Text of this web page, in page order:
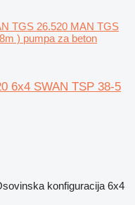
TGS 26.520 MAN TGS
) pumpa za beton
6x4 SWAN TSP 38-5
konfiguracija 6x4